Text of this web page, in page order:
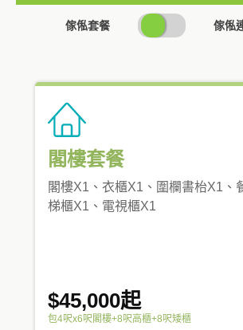
傢俬套餐
SWITCH
PRICING
傢俬
閣樓套餐
閣樓X1、衣櫃X1、圍欄書枱X1、
梯櫃X1、電視櫃X1
$45,000起
包4呎x6呎閣樓+8呎高櫃+8呎矮櫃